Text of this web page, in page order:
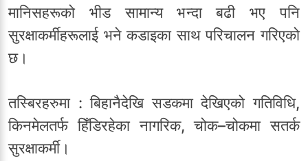
मानिसहरूको भीड सामान्य भन्दा बढी भए पनि
सुरक्षाकर्मीहरूलाई भने कडाइका साथ परिचालन गरिएको
छ।
तस्बिरहरुमा : बिहानैदेखि सडकमा देखिएको गतिविधि,
किनमेलतर्फ हिँडिरहेका नागरिक, चोक–चोकमा सतर्क
सुरक्षाकर्मी।